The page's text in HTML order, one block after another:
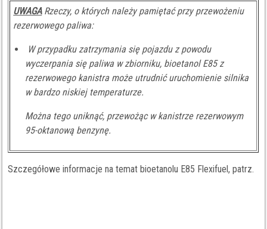
UWAGARzeczy, o których należy pamiętać przy przewożeniu
rezerwowego paliwa:
W przypadku zatrzymania się pojazdu z powodu
wyczerpania się paliwa w zbiorniku, bioetanol E85 z
rezerwowego kanistra może utrudnić uruchomienie silnika
w bardzo niskiej temperaturze.
Można tego uniknąć, przewożąc w kanistrze rezerwowym
95-oktanową benzynę.
Szczegółowe informacje na temat bioetanolu E85 Flexifuel, patrz.